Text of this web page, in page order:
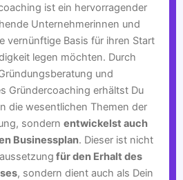
ist ein hervorragender
Unternehmerinnen und
vernünftige Basis für ihren Start
legen möchten. Durch
und
Gründercoaching erhältst Du
die wesentlichen Themen der
sondern entwickelst auch
Businessplan. Dieser ist nicht
für den Erhalt des
, sondern dient auch als Dein